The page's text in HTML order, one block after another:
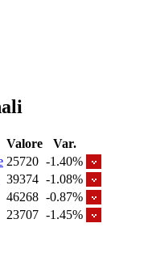
Valore
Var.
25720 -1.40%
39374 -1.08%
46268 -0.87%
23707 -1.45%